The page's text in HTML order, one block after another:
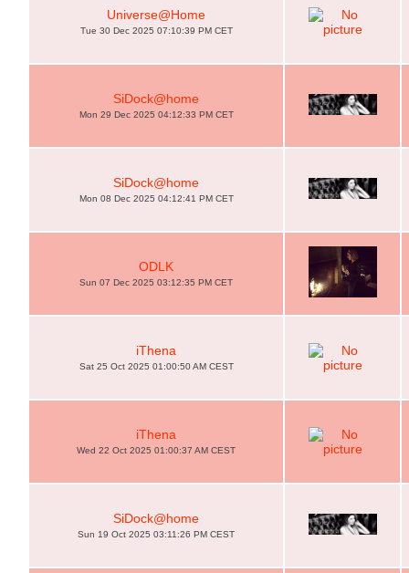
Universe@Home
Tue 30 Dec 2025 07:10:39 PM CET
SiDock@home
Mon 29 Dec 2025 04:12:33 PM CET
SiDock@home
Mon 08 Dec 2025 04:12:41 PM CET
ODLK
Sun 07 Dec 2025 03:12:35 PM CET
iThena
Sat 25 Oct 2025 01:00:50 AM CEST
iThena
Wed 22 Oct 2025 01:00:37 AM CEST
SiDock@home
Sun 19 Oct 2025 03:11:26 PM CEST